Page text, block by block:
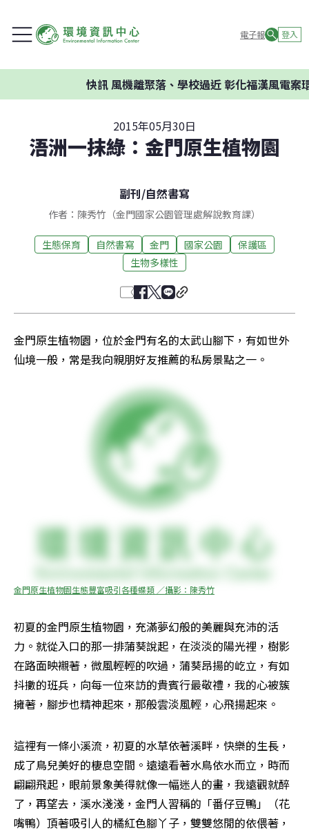
電子報 登入
風機離聚落、學校過近 彰化福漢風電案環委建
2015年05月30日
浯洲一抹綠：金門原生植物園
副刊/自然書寫
作者：陳秀竹（金門國家公園管理處解說教育課）
生態保育 自然書寫 金門 國家公園
保護區
生物多樣性
金門原生植物園，位於金門有名的太武山腳下，有如世外
仙境一般，常是我向親朋好友推薦的私房景點之一。
金門原生植物園生態豐富吸引各種蝶類 ／攝影：陳秀竹
初夏的金門原生植物園，充滿夢幻般的美麗與充沛的活
力。就從入口的那一排蒲葵說起，在淡淡的陽光裡，樹影
在路面映襯著，微風輕輕的吹過，蒲葵昂揚的屹立，有如
抖擻的班兵，向每一位來訪的貴賓行最敬禮，我的心被簇
擁著，腳步也精神起來，那般雲淡風輕，心飛揚起來。
這裡有一條小溪流，初夏的水草依著溪畔，快樂的生長，
成了鳥兒美好的棲息空間。遠遠看著水鳥依水而立，時而
翩翩飛起，眼前景象美得就像一幅迷人的畫，我遠觀就醉
了，再望去，溪水淺淺，金門人習稱的「番仔豆鴨」（花
嘴鴨）頂著吸引人的橘紅色腳丫子，雙雙悠閒的依偎著，